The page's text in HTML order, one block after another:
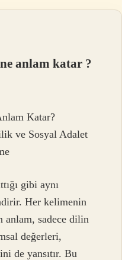
anlam katar ?
Katar?
ve Sosyal Adalet
gibi aynı
Her kelimenin
anlam, sadece dilin
değerleri,
de yansıtır. Bu